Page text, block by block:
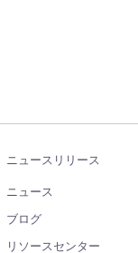
ニュースリリース
ニュース
ブログ
リソースセンター